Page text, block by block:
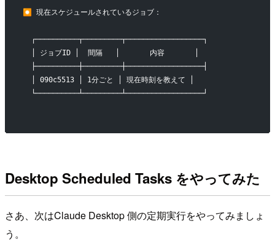
⏺ 現在スケジュールされているジョブ：
  ┌──────────┬─────────┬──────────────────┐
  │ ジョブID │  間隔   │       内容       │
  ├──────────┼─────────┼──────────────────┤
  │ 090c5513 │ 1分ごと │ 現在時刻を教えて │
  └──────────┴─────────┴──────────────────┘
Desktop Scheduled Tasks をやってみた
さあ、次はClaude Desktop 側の定期実行をやってみましょ
う。